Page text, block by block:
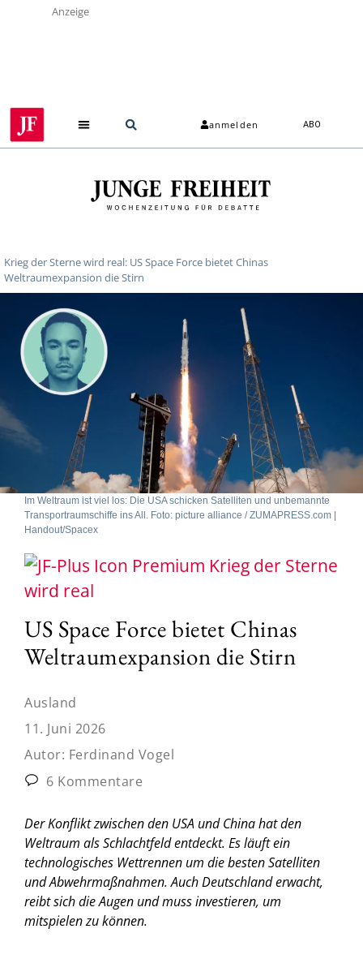
Anzeige
anmelden ABO
Krieg der Sterne wird real: US Space Force bietet Chinas
Weltraumexpansion die Stirn
Im Weltraum ist viel los: Die USA schicken Satelliten und unbemannte
Transportraumschiffe ins All. Foto: picture alliance / ZUMAPRESS.com |
Handout/Spacex
Krieg der Sterne
wird real
US Space Force bietet Chinas
Weltraumexpansion die Stirn
Ausland
11. Juni 2026
Autor: Ferdinand Vogel
6 Kommentare
Der Konflikt zwischen den USA und China hat den
Weltraum als Schlachtfeld entdeckt. Es läuft ein
technologisches Wettrennen um die besten Satelliten
und Abwehrmaßnahmen. Auch Deutschland erwacht,
reibt sich die Augen und muss investieren, um
mitspielen zu können.